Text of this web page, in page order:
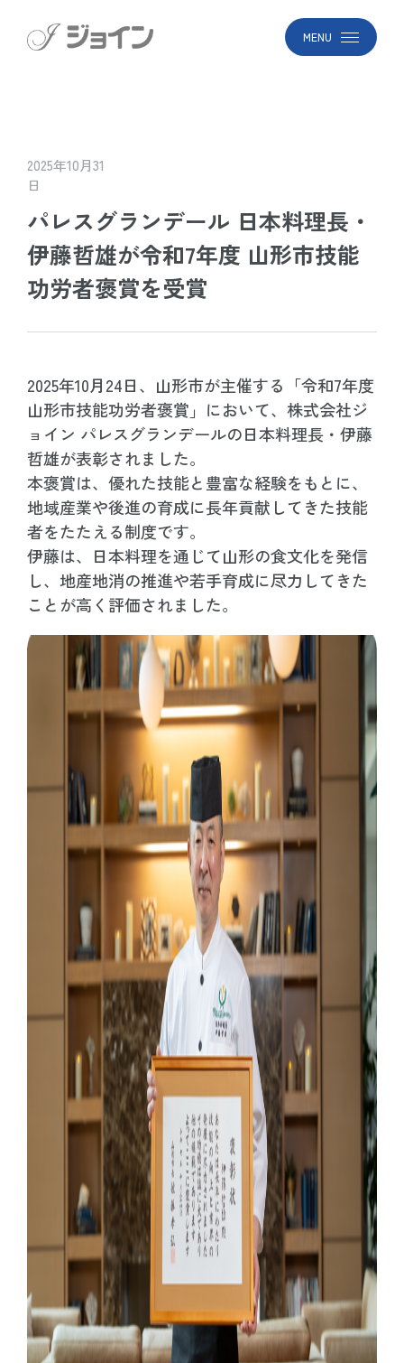
MENU
2025年10月31
日
パレスグランデール 日本料理長・
伊藤哲雄が令和7年度 山形市技能
功労者褒賞を受賞
2025年10月24日、山形市が主催する「令和7年度
山形市技能功労者褒賞」において、株式会社ジ
ョイン パレスグランデールの日本料理長・伊藤
哲雄が表彰されました。
本褒賞は、優れた技能と豊富な経験をもとに、
地域産業や後進の育成に長年貢献してきた技能
者をたたえる制度です。
伊藤は、日本料理を通じて山形の食文化を発信
し、地産地消の推進や若手育成に尽力してきた
ことが高く評価されました。